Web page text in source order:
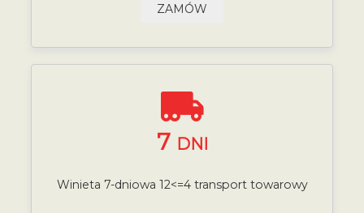
ZAMÓW
7 DNI
Winieta 7-dniowa 12<=4 transport towarowy